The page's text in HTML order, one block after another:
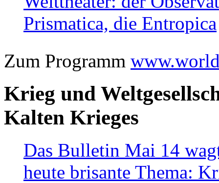
Prismatica, die Entropica
Zum Programm
Krieg und
Kalten Krieges
Das Bulletin Mai 14
heute brisante Thema: